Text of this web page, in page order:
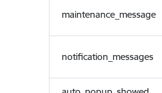
maintenance_message
notification_messages